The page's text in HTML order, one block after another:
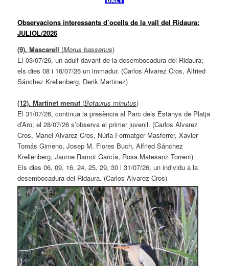
Observacions interessants d’ocells de la vall del Ridaura:
JULIOL/2026
(9). Mascarell (Morus bassanus)
El 03/07/26, un adult davant de la desembocadura del Ridaura;
els dies 08 i 16/07/26 un immadur. (Carlos Alvarez Cros, Alfried
Sánchez Krellenberg, Derik Martinez)
(12). Martinet menut (Botaurus minutus)
El 31/07/26, continua la presència al Parc dels Estanys de Platja
d’Aro; el 28/07/26 s’observa el primer juvenil. (Carlos Alvarez
Cros, Manel Alvarez Cros, Núria Formatger Masferrer, Xavier
Tomás Gimeno, Josep M. Flores Buch, Alfried Sánchez
Krellenberg, Jaume Ramot García, Rosa Matesanz Torrent)
Els dies 06, 09, 16, 24, 25, 29, 30 i 31/07/26, un individu a la
desembocadura del Ridaura. (Carlos Alvarez Cros)